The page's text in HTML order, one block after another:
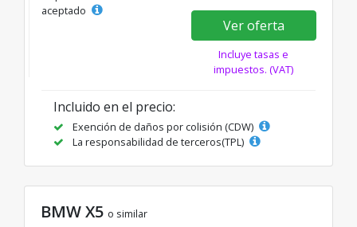
aceptado
Ver oferta
Incluye tasas e
impuestos. (VAT)
Incluido en el precio:
Exención de daños por colisión (CDW)
La responsabilidad de terceros(TPL)
BMW X5 o similar